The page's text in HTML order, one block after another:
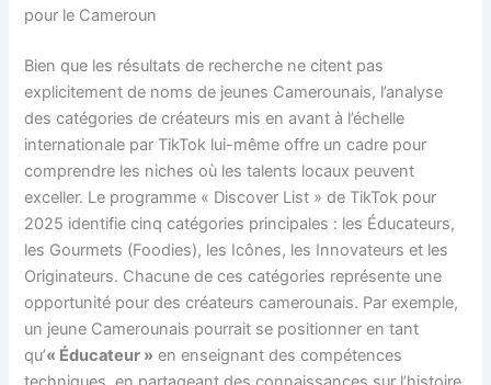
pour le Cameroun
Bien que les résultats de recherche ne citent pas
explicitement de noms de jeunes Camerounais, l’analyse
des catégories de créateurs mis en avant à l’échelle
internationale par TikTok lui-même offre un cadre pour
comprendre les niches où les talents locaux peuvent
exceller. Le programme « Discover List » de TikTok pour
2025 identifie cinq catégories principales : les Éducateurs,
les Gourmets (Foodies), les Icônes, les Innovateurs et les
Originateurs. Chacune de ces catégories représente une
opportunité pour des créateurs camerounais. Par exemple,
un jeune Camerounais pourrait se positionner en tant
qu’« Éducateur » en enseignant des compétences